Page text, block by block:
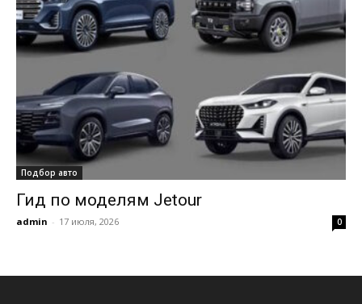
Подбор авто
Гид по моделям Jetour
admin - 17 июля, 2026 0